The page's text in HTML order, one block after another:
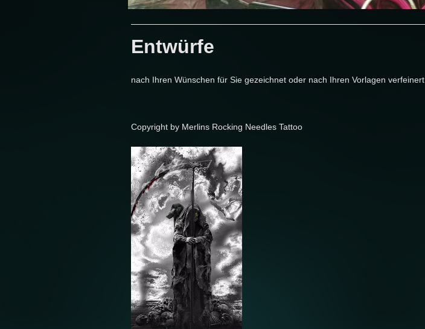
Entwürfe
nach Ihren Wünschen für Sie gezeichnet oder nach Ihren Vorlagen verfeinert
Copyright by Merlins Rocking Needles Tattoo